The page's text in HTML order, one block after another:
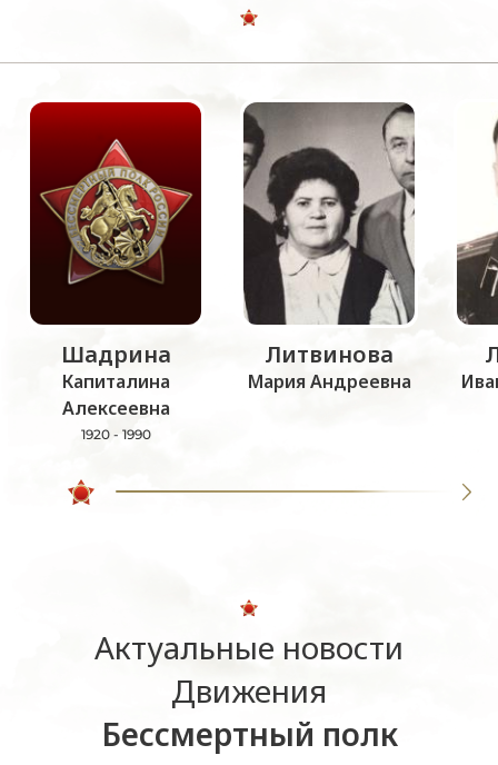
Шадрина
Капиталина
Алексеевна
1920 - 1990
Литвинова
Мария Андреевна
Актуальные новости
Движения
Бессмертный полк